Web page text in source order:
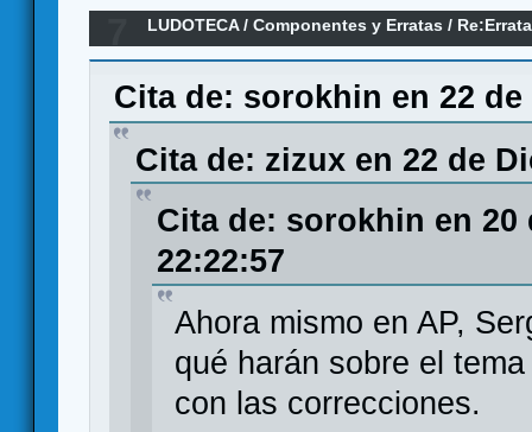
LUDOTECA/Componentes y Erratas /
Cita de: sorokhin en 22 de
Cita de: zizux en 22 de
Cita de: sorokhin en 20
22:22:57
Ahora mismo en AP,
qué harán sobre el
con las correcciones.